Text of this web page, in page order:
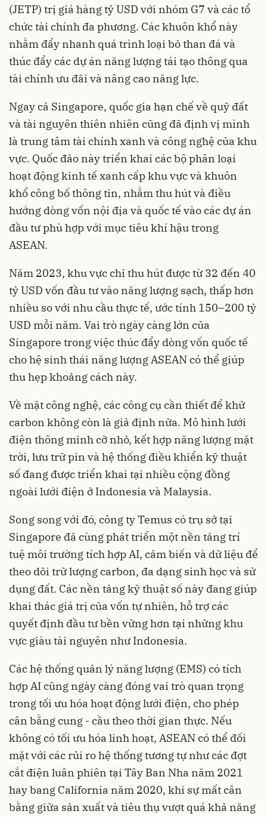
(JETP) trị giá hàng tỷ USD với nhóm G7 và các tổ
chức tài chính đa phương. Các khuôn khổ này
nhằm đẩy nhanh quá trình loại bỏ than đá và
thúc đẩy các dự án năng lượng tái tạo thông qua
tài chính ưu đãi và nâng cao năng lực.
Ngay cả Singapore, quốc gia hạn chế về quỹ đất
và tài nguyên thiên nhiên cũng đã định vị mình
là trung tâm tài chính xanh và công nghệ của khu
vực. Quốc đảo này triển khai các bộ phân loại
hoạt động kinh tế xanh cấp khu vực và khuôn
khổ công bố thông tin, nhằm thu hút và điều
hướng dòng vốn nội địa và quốc tế vào các dự án
đầu tư phù hợp với mục tiêu khí hậu trong
ASEAN.
Năm 2023, khu vực chỉ thu hút được từ 32 đến 40
tỷ USD vốn đầu tư vào năng lượng sạch, thấp hơn
nhiều so với nhu cầu thực tế, ước tính 150–200 tỷ
USD mỗi năm. Vai trò ngày càng lớn của
Singapore trong việc thúc đẩy dòng vốn quốc tế
cho hệ sinh thái năng lượng ASEAN có thể giúp
thu hẹp khoảng cách này.
Về mặt công nghệ, các công cụ cần thiết để khử
carbon không còn là giả định nữa. Mô hình lưới
điện thông minh cỡ nhỏ, kết hợp năng lượng mặt
trời, lưu trữ pin và hệ thống điều khiển kỹ thuật
số đang được triển khai tại nhiều cộng đồng
ngoài lưới điện ở Indonesia và Malaysia.
Song song với đó, công ty Temus có trụ sở tại
Singapore đã cùng phát triển một nền tảng trí
tuệ môi trường tích hợp AI, cảm biến và dữ liệu để
theo dõi trữ lượng carbon, đa dạng sinh học và sử
dụng đất. Các nền tảng kỹ thuật số này đang giúp
khai thác giá trị của vốn tự nhiên, hỗ trợ các
quyết định đầu tư bền vững hơn tại những khu
vực giàu tài nguyên như Indonesia.
Các hệ thống quản lý năng lượng (EMS) có tích
hợp AI cũng ngày càng đóng vai trò quan trọng
trong tối ưu hóa hoạt động lưới điện, cho phép
cân bằng cung - cầu theo thời gian thực. Nếu
không có tối ưu hóa linh hoạt, ASEAN có thể đối
mặt với các rủi ro hệ thống tương tự như các đợt
cắt điện luân phiên tại Tây Ban Nha năm 2021
hay bang California năm 2020, khi sự mất cân
bằng giữa sản xuất và tiêu thụ vượt quá khả năng